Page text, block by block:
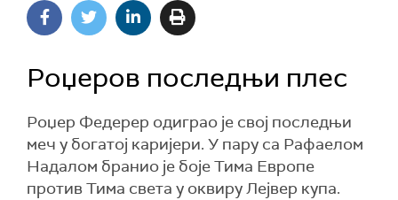
Роџеров последњи плес
Роџер Федерер одиграо је свој последњи
меч у богатој каријери. У пару са Рафаелом
Надалом бранио је боје Тима Европе
против Тима света у оквиру Лејвер купа.